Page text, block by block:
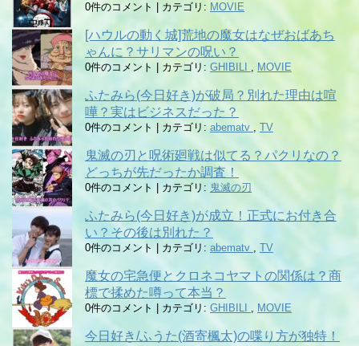
0件のコメント カテゴリ: MOVIE
[ハウルの動く城]荒地の魔女はなぜおばあち
ゃんに？サリマンの呪い？
0件のコメント カテゴリ: GHIBILI , MOVIE
ふたみら(今日好き)が破局？別れた理由は喧
嘩？実はビジネスだった？
0件のコメント カテゴリ: abematv , TV
鬼滅の刃と呪術廻戦は似てる？パクリなの？
どっちが先だったか調査！
0件のコメント カテゴリ: 鬼滅の刃
ふたみら(今日好き)が成立！正式にお付き合
い？その後は別れた？
0件のコメント カテゴリ: abematv , TV
魔女の宅急便とクロネコヤマトの関係は？商
標で揉めた噂って本当？
0件のコメント カテゴリ: GHIBILI , MOVIE
今日好き/ふうた(酒寄楓太)の喋り方が独特！